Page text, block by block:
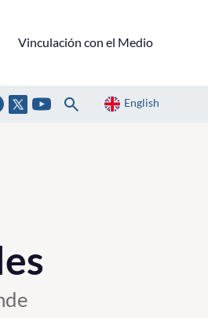
Vinculación con el Medio
English